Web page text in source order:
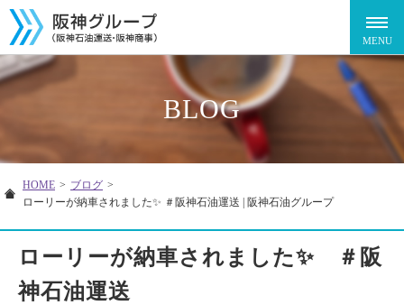
BLOG
HOME > ブログ >
ローリーが納車されました✨ ＃阪神石油運送 | 阪神石油グループ
ローリーが納車されました✨ ＃阪
神石油運送